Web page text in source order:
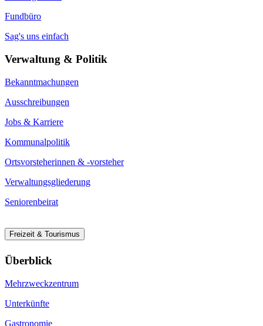
Fundbüro
Sag's uns einfach
Verwaltung & Politik
Bekanntmachungen
Ausschreibungen
Jobs & Karriere
Kommunalpolitik
Ortsvorsteherinnen & -vorsteher
Verwaltungsgliederung
Seniorenbeirat
Freizeit & Tourismus
Überblick
Mehrzweckzentrum
Unterkünfte
Gastronomie